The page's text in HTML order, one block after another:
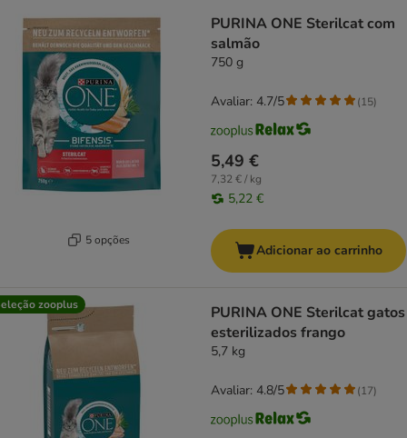
5 opções
PURINA ONE Sterilcat com
salmão
750 g
5,49 €
7,32 € / kg
5,22 €
Avaliar: 4.7/5 (15)
Adicionar ao carrinho
zooplus
PURINA ONE Sterilcat gatos
esterilizados frango
5,7 kg
Avaliar: 4.8/5 (17)